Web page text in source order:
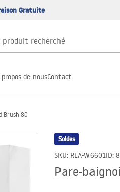
Gratuite
propos de nousContact
Brush 80
Soldes
SKU: REA-W6601ID:
Pare-